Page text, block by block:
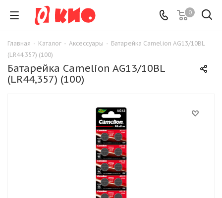
0
Главная - Каталог - Аксессуары - Батарейка Camelion AG13/10BL
(LR44,357) (100)
Батарейка Camelion AG13/10BL
(LR44,357) (100)